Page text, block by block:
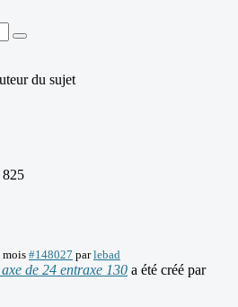
du sujet
825
mois #148027 parlebad
de 24 entraxe 130 a été créé par